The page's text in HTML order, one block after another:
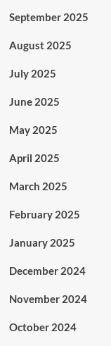
September 2025
August 2025
July 2025
June 2025
May 2025
April 2025
March 2025
February 2025
January 2025
December 2024
November 2024
October 2024